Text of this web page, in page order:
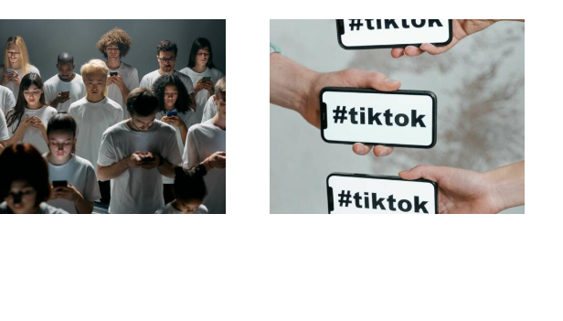
Dicas para criar
anúncios incríveis no
Facebook que
convertem
Melhores
configurações de
privacidade do TikTok
em 2024